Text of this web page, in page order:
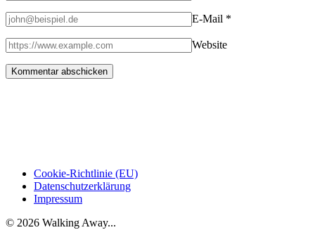
E-Mail *
Website
Cookie-Richtlinie (EU)
Datenschutzerklärung
Impressum
© 2026 Walking Away...